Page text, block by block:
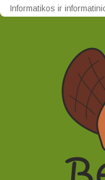
Informatikos ir